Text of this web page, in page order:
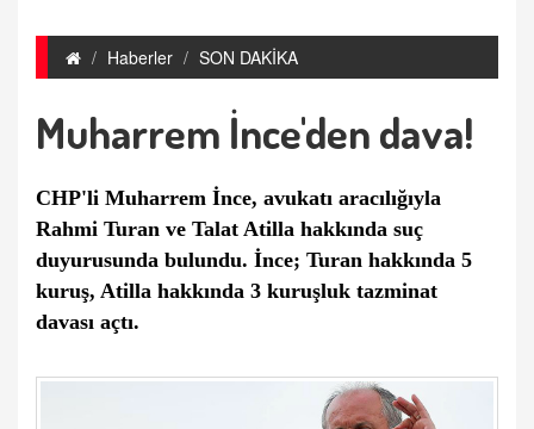
Haberler SON DAKİKA
Muharrem İnce'den dava!
CHP'li Muharrem İnce, avukatı aracılığıyla
Rahmi Turan ve Talat Atilla hakkında suç
duyurusunda bulundu. İnce; Turan hakkında 5
kuruş, Atilla hakkında 3 kuruşluk tazminat
davası açtı.